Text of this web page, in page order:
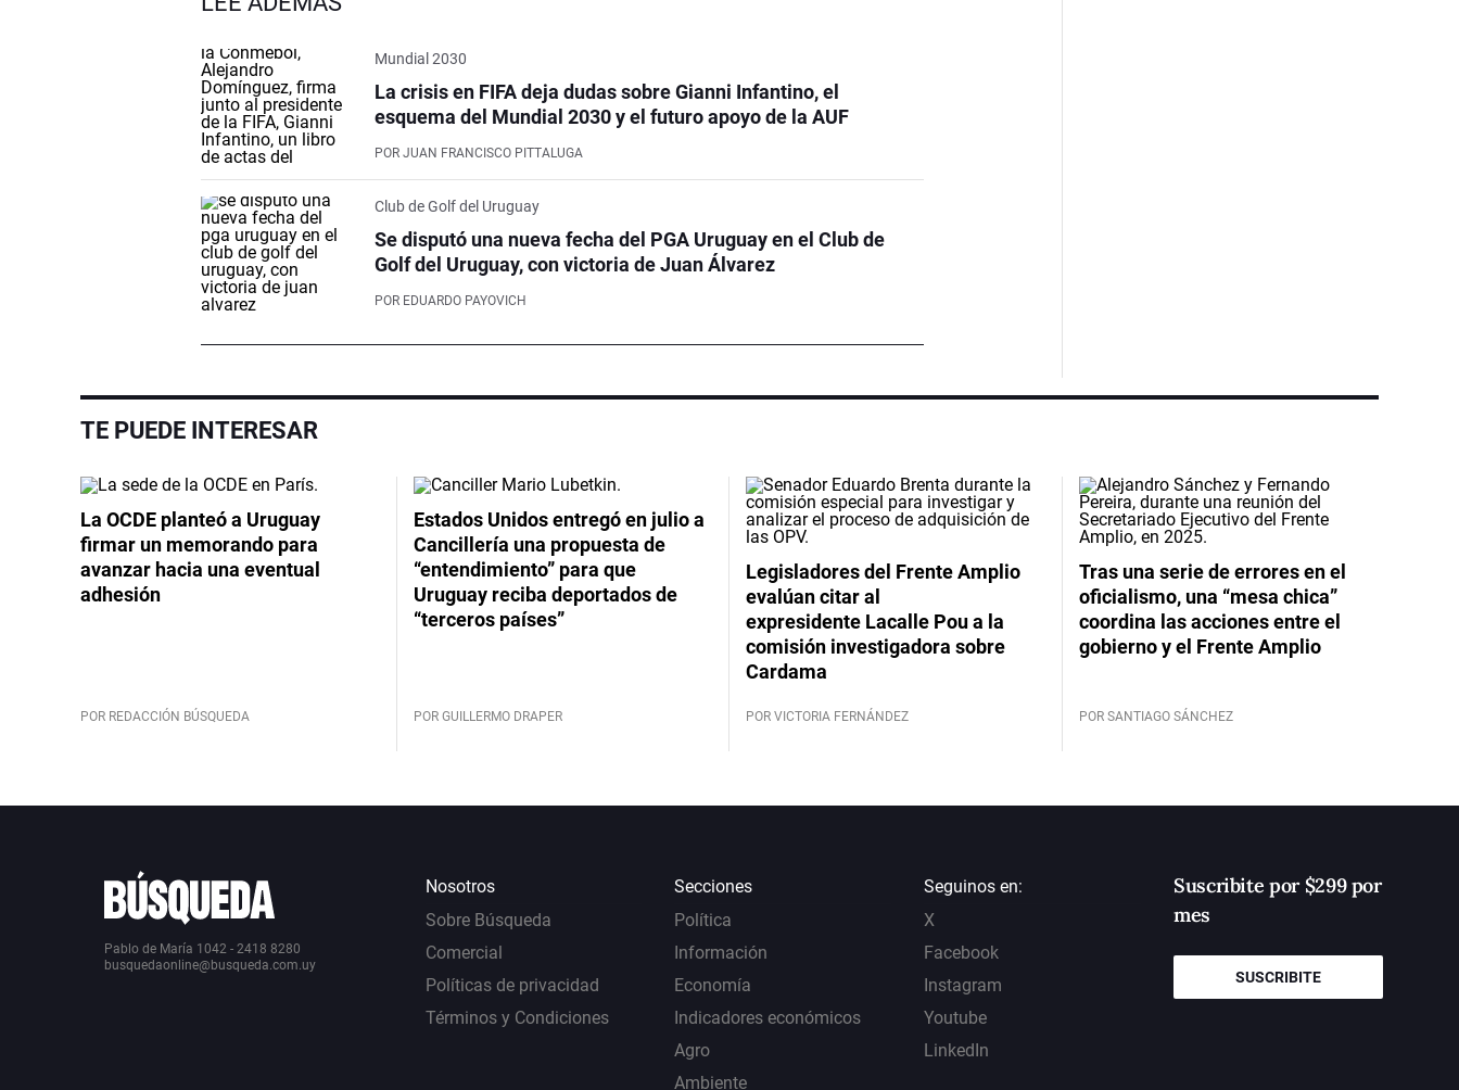
Mundial 2030
La crisis en FIFA deja dudas sobre Gianni Infantino, el
esquema del Mundial 2030 y el futuro apoyo de la AUF
POR JUAN FRANCISCO PITTALUGA
Club de Golf del Uruguay
Se disputó una nueva fecha del PGA Uruguay en el Club de
Golf del Uruguay, con victoria de Juan Álvarez
POR EDUARDO PAYOVICH
TE PUEDE INTERESAR
La OCDE planteó a Uruguay
firmar un memorando para
avanzar hacia una eventual
adhesión
POR REDACCIÓN BÚSQUEDA
Estados Unidos entregó en julio a
Cancillería una propuesta de
“entendimiento” para que
Uruguay reciba deportados de
“terceros países”
POR GUILLERMO DRAPER
Legisladores del Frente Amplio
evalúan citar al
expresidente Lacalle Pou a la
comisión investigadora sobre
Cardama
POR VICTORIA FERNÁNDEZ
Tras una serie de errores en el
oficialismo, una “mesa chica”
coordina las acciones entre el
gobierno y el Frente Amplio
POR SANTIAGO SÁNCHEZ
Pablo de María 1042 - 2418 8280
busquedaonline@busqueda.com.uy
Nosotros
Sobre Búsqueda
Comercial
Políticas de privacidad
Términos y Condiciones
Secciones
Política
Información
Economía
Indicadores económicos
Agro
Ambiente
Seguinos en:
X
Facebook
Instagram
Youtube
LinkedIn
Suscribite por $299 por
mes
SUSCRIBITE